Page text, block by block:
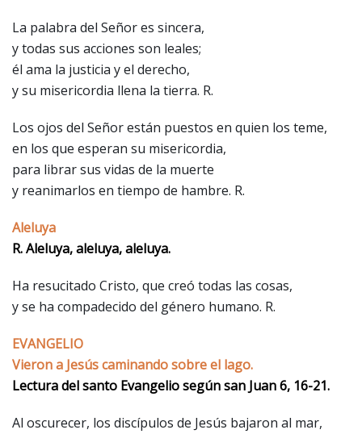
La palabra del Señor es sincera,
y todas sus acciones son leales;
él ama la justicia y el derecho,
y su misericordia llena la tierra. R.
Los ojos del Señor están puestos en quien los teme,
en los que esperan su misericordia,
para librar sus vidas de la muerte
y reanimarlos en tiempo de hambre. R.
Aleluya
R. Aleluya, aleluya, aleluya.
Ha resucitado Cristo, que creó todas las cosas,
y se ha compadecido del género humano. R.
EVANGELIO
Vieron a Jesús caminando sobre el lago.
Lectura del santo Evangelio según san Juan 6, 16-21.
Al oscurecer, los discípulos de Jesús bajaron al mar,